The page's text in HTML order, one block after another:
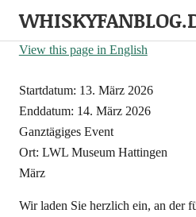
6. JULI 2024
View this page in English
Start­da­tum: 13. März 2026
End­da­tum: 14. März 2026
Ganz­tä­gi­ges Event
Ort: LWL Muse­um Hattingen
März
Wir laden Sie herz­lich ein, an der